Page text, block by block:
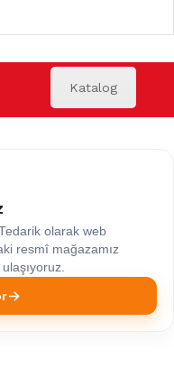
Katalog
olarak web
resmî mağazamız